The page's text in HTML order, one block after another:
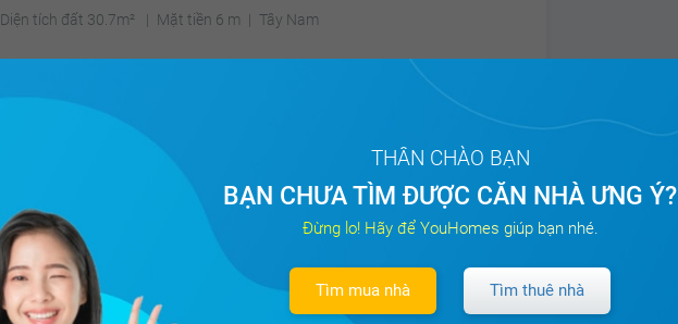
Diện tích đất 30.7m²
Mặt tiền 6 m Tây Nam
2.7 tỷ
Bán căn hộ chung cư Vinhomes Smart City
Phường Đại Mỗ, Quận Nam Từ Liêm, Hà Nội
64.5m²
2PN + 1 2 WC
THÂN CHÀO BẠN
BẠN CHƯA TÌM ĐƯỢC CĂN NHÀ ƯNG Ý?
Đừng lo! Hãy để YouHomes giúp bạn nhé.
Tìm mua nhà Tìm thuê nhà